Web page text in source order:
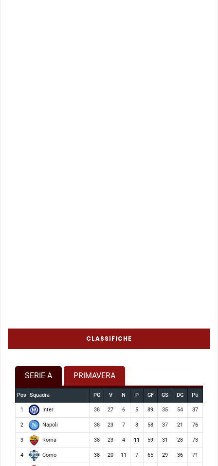
CLASSIFICHE
SERIE A PRIMAVERA
Pos Squadra PG V N P GF GS DG Pti
1 Inter 38 27 6 5 89 35 54 87
2 Napoli 38 23 7 8 58 37 21 76
3 Roma 38 23 4 11 59 31 28 73
4 Como 38 20 11 7 65 29 36 71